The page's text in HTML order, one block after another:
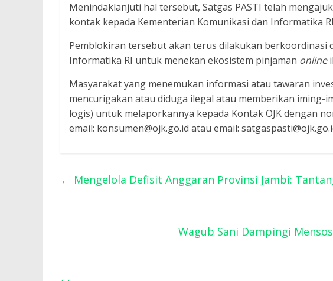
Menindaklanjuti hal tersebut, Satgas PASTI telah
kontak kepada Kementerian Komunikasi dan Informatika
Pemblokiran tersebut akan terus dilakukan berkoordinasi
Informatika RI untuk menekan ekosistem pinjaman online
Masyarakat yang menemukan informasi atau tawaran
mencurigakan atau diduga ilegal atau memberikan
logis) untuk melaporkannya kepada Kontak OJK dengan
email: konsumen@ojk.go.id atau email:
← Mengelola Defisit Anggaran Provinsi Jambi:
Wagub Sani Dampingi